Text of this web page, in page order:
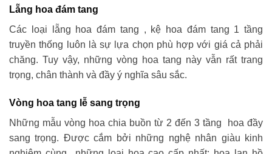
Lẵng hoa đám tang
Các loại lẵng hoa đám tang , kệ hoa đám tang 1 tầng
truyền thống luôn là sự lựa chọn phù hợp với giá cả phải
chăng. Tuy vậy, những vòng hoa tang này vẫn rất trang
trọng, chân thành và đầy ý nghĩa sâu sắc.
Vòng hoa tang lễ sang trọng
Những mẫu vòng hoa chia buồn từ 2 đến 3 tầng hoa đầy
sang trọng. Được cắm bởi những nghệ nhân giàu kinh